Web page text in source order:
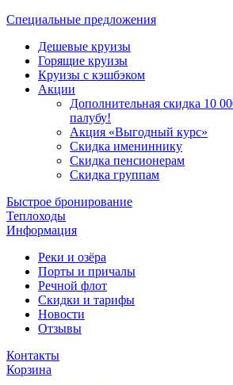
Специальные предложения
Дешевые круизы
Горящие круизы
Круизы с кэшбэком
Акции
Дополнительная скидка 10
палубу!
Акция «Выгодный курс»
Скидка имениннику
Скидка пенсионерам
Скидка группам
Быстрое бронирование
Теплоходы
Информация
Реки и озёра
Порты и причалы
Речной флот
Скидки и тарифы
Новости
Отзывы
Контакты
Корзина